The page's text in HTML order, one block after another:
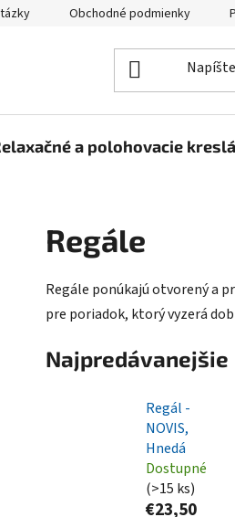
Obchodné podmienky
a polohovacie kreslá
Regále
Regále ponúkajú otvorený a
pre poriadok, ktorý vyzerá
Najpredávanejšie
Regál -
NOVIS,
Hnedá
Dostupné
(>15 ks)
€23,50